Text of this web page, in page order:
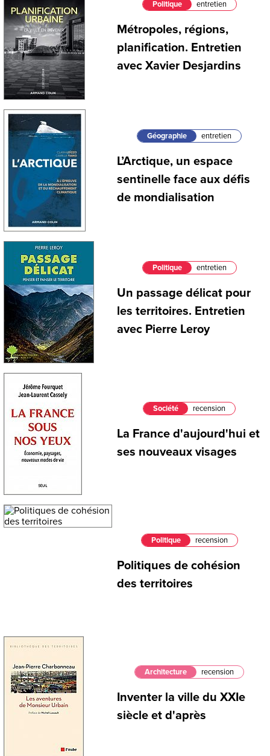
Politique entretien
Métropoles, régions,
planification. Entretien
avec Xavier Desjardins
Géographie entretien
L’Arctique, un espace
sentinelle face aux défis
de mondialisation
Politique entretien
Un passage délicat pour
les territoires. Entretien
avec Pierre Leroy
Société recension
La France d'aujourd'hui et
ses nouveaux visages
Politique recension
Politiques de cohésion
des territoires
Architecture recension
Inventer la ville du XXIe
siècle et d'après